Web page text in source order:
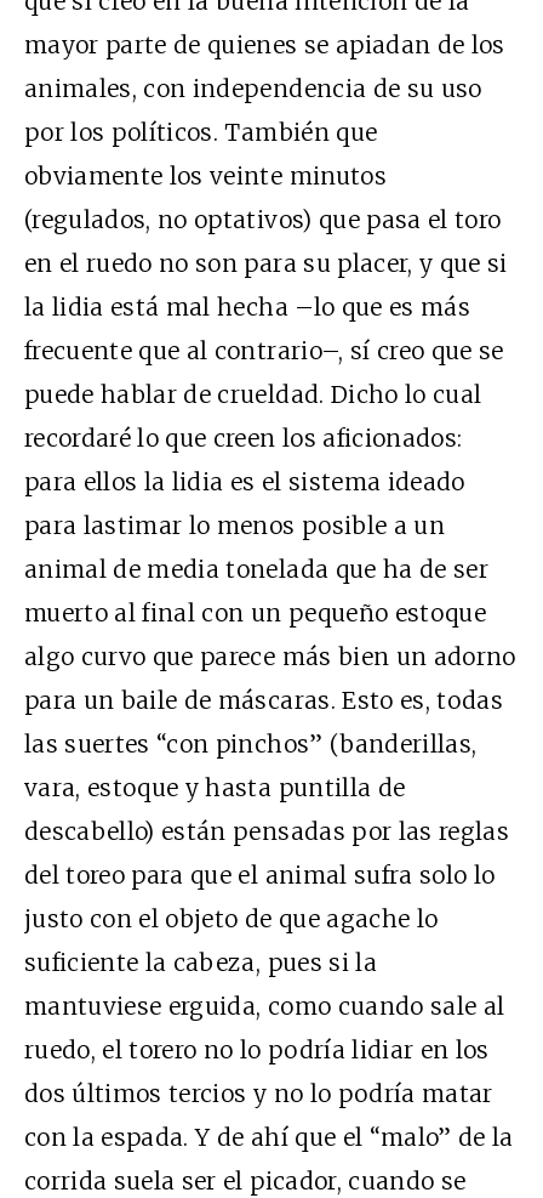
mayor parte de quienes se apiadan de los
animales, con independencia de su uso
por los políticos. También que
obviamente los veinte minutos
(regulados, no optativos) que pasa el toro
en el ruedo no son para su placer, y que si
la lidia está mal hecha –lo que es más
frecuente que al contrario–, sí creo que se
puede hablar de crueldad. Dicho lo cual
recordaré lo que creen los aficionados:
para ellos la lidia es el sistema ideado
para lastimar lo menos posible a un
animal de media tonelada que ha de ser
muerto al final con un pequeño estoque
algo curvo que parece más bien un adorno
para un baile de máscaras. Esto es, todas
las suertes “con pinchos” (banderillas,
vara, estoque y hasta puntilla de
descabello) están pensadas por las reglas
del toreo para que el animal sufra solo lo
justo con el objeto de que agache lo
suficiente la cabeza, pues si la
mantuviese erguida, como cuando sale al
ruedo, el torero no lo podría lidiar en los
dos últimos tercios y no lo podría matar
con la espada. Y de ahí que el “malo” de la
corrida suela ser el picador, cuando se